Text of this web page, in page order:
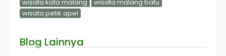
wisata kota malang
wisata malang batu
wisata petik apel
Blog Lainnya